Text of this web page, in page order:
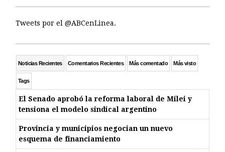
Tweets por el @ABCenLinea.
Noticias Recientes Comentarios Recientes Más comentado Más visto
Tags
El Senado aprobó la reforma laboral de Milei y
tensiona el modelo sindical argentino
Provincia y municipios negocian un nuevo
esquema de financiamiento